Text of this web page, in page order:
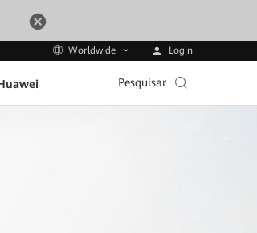
Worldwide Login
Pesquisar